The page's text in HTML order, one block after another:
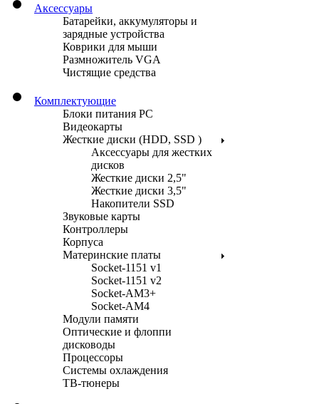
Аксессуары
Батарейки, аккумуляторы и
зарядные устройства
Коврики для мыши
Размножитель VGA
Чистящие средства
Комплектующие
Блоки питания PC
Видеокарты
Жесткие диски (HDD, SSD )
Аксессуары для жестких
дисков
Жесткие диски 2,5"
Жесткие диски 3,5"
Накопители SSD
Звуковые карты
Контроллеры
Корпуса
Материнские платы
Socket-1151 v1
Socket-1151 v2
Socket-AM3+
Socket-AM4
Модули памяти
Оптические и флоппи
дисководы
Процессоры
Системы охлаждения
ТВ-тюнеры